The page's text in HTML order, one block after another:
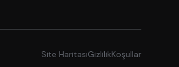
Site HaritasıGizlilikKoşullar